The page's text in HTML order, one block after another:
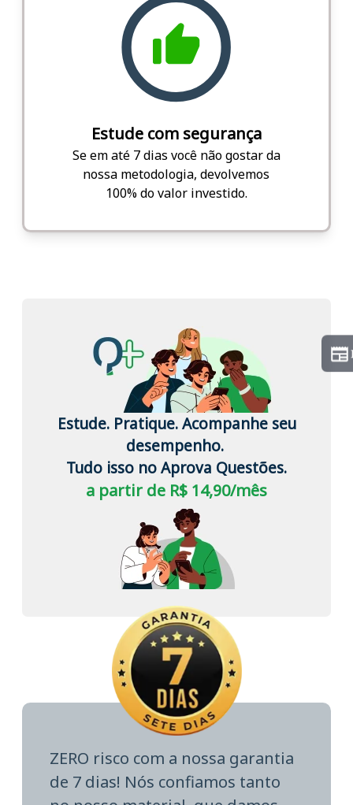
Estude com segurança
Se em até 7 dias você não gostar da
nossa metodologia, devolvemos
100% do valor investido.
Estude. Pratique. Acompanhe seu
desempenho.
Tudo isso no Aprova Questões.
a partir de R$ 14,90/mês
ZERO risco com a nossa garantia
de 7 dias! Nós confiamos tanto